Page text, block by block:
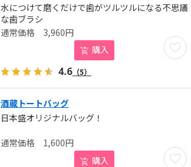
水につけて磨くだけで歯がツルツルになる不思議
な歯ブラシ
お気
3,960円
購入
4.6 （5）
酒蔵トートバッグ
日本盛オリジナルバッグ！
お気
1,600円
購入